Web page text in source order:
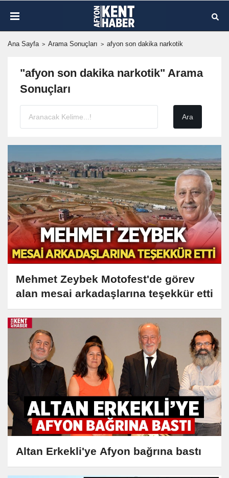
Ana Sayfa Arama Sonuçları afyon son dakika narkotik
"afyon son dakika narkotik" Arama
Sonuçları
Mehmet Zeybek Motofest'de görev
alan mesai arkadaşlarına teşekkür etti
Altan Erkekli'ye Afyon bağrına bastı